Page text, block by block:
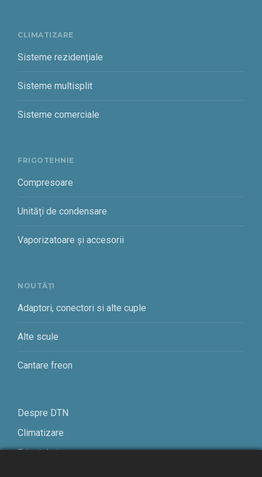
CLIMATIZARE
Sisteme rezidențiale
Sisteme multisplit
Sisteme comerciale
FRIGOTEHNIE
Compresoare
Unități de condensare
Vaporizatoare și accesorii
NOUTĂȚI
Adaptori, conectori si alte cuple
Alte scule
Cantare freon
Despre DTN
Climatizare
Frigotehnie